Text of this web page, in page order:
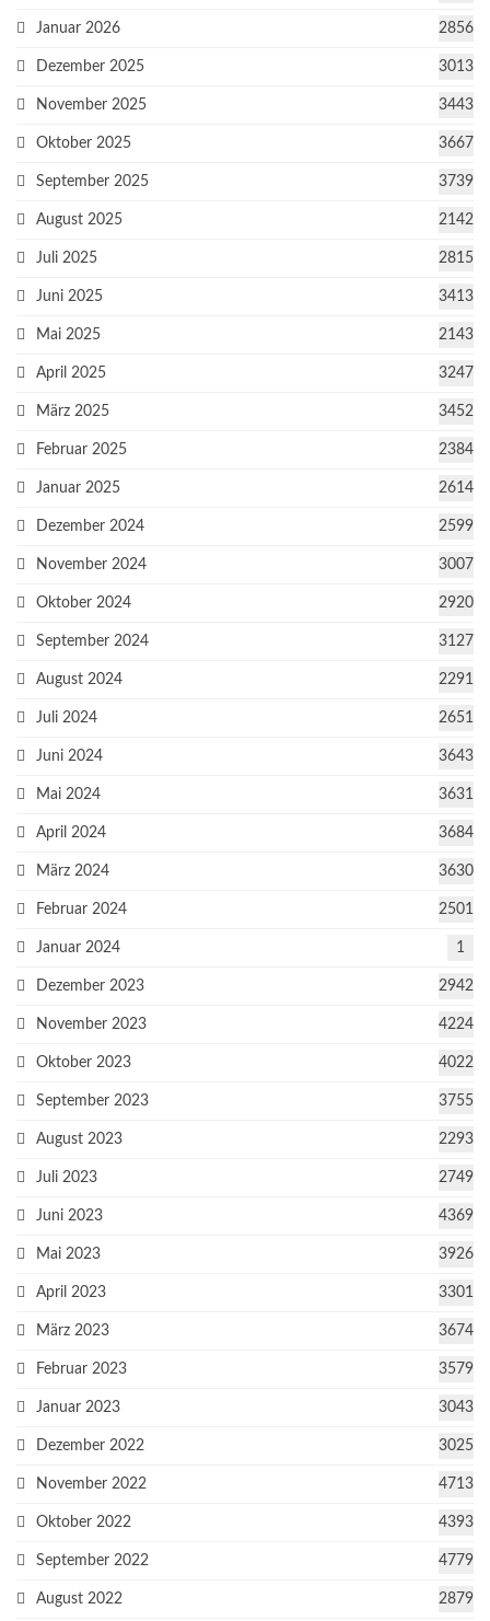
Januar 2026 2856
Dezember 2025 3013
November 2025 3443
Oktober 2025 3667
September 2025 3739
August 2025 2142
Juli 2025 2815
Juni 2025 3413
Mai 2025 2143
April 2025 3247
März 2025 3452
Februar 2025 2384
Januar 2025 2614
Dezember 2024 2599
November 2024 3007
Oktober 2024 2920
September 2024 3127
August 2024 2291
Juli 2024 2651
Juni 2024 3643
Mai 2024 3631
April 2024 3684
März 2024 3630
Februar 2024 2501
Januar 2024 1
Dezember 2023 2942
November 2023 4224
Oktober 2023 4022
September 2023 3755
August 2023 2293
Juli 2023 2749
Juni 2023 4369
Mai 2023 3926
April 2023 3301
März 2023 3674
Februar 2023 3579
Januar 2023 3043
Dezember 2022 3025
November 2022 4713
Oktober 2022 4393
September 2022 4779
August 2022 2879